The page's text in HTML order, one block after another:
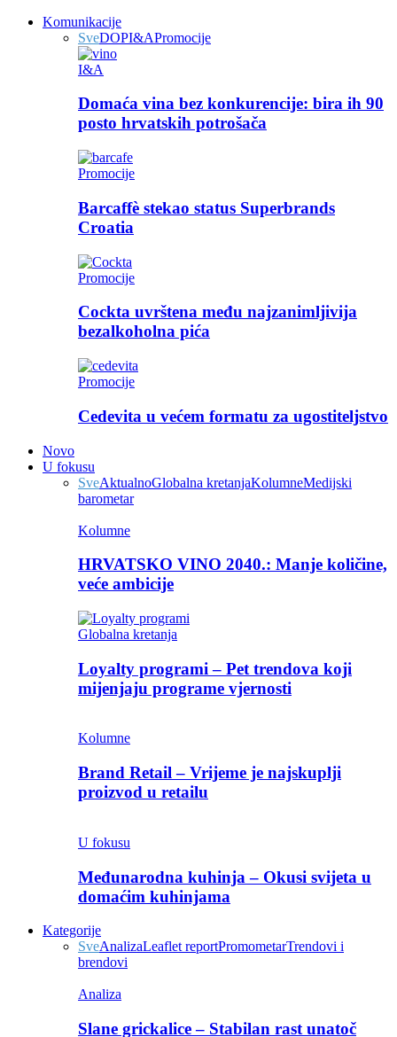
Komunikacije
SveDOPI&APromocije
I&A
Domaća vina bez konkurencije: bira ih 90
posto hrvatskih potrošača
Promocije
Barcaffè stekao status Superbrands
Croatia
Promocije
Cockta uvrštena među najzanimljivija
bezalkoholna pića
Promocije
Cedevita u većem formatu za ugostiteljstvo
Novo
U fokusu
SveAktualnoGlobalna kretanjaKolumneMedijski
barometar
Kolumne
HRVATSKO VINO 2040.: Manje količine,
veće ambicije
Globalna kretanja
Loyalty programi – Pet trendova koji
mijenjaju programe vjernosti
Kolumne
Brand Retail – Vrijeme je najskuplji
proizvod u retailu
U fokusu
Međunarodna kuhinja – Okusi svijeta u
domaćim kuhinjama
Kategorije
SveAnalizaLeaflet reportPromometarTrendovi i
brendovi
Analiza
Slane grickalice – Stabilan rast unatoč